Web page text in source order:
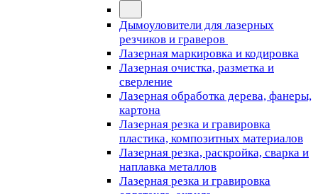
Дымоуловители для лазерных
резчиков и граверов
Лазерная маркировка и кодировка
Лазерная очистка, разметка и
сверление
Лазерная обработка дерева, фанеры,
картона
Лазерная резка и гравировка
пластика, композитных материалов
Лазерная резка, раскройка, сварка и
наплавка металлов
Лазерная резка и гравировка